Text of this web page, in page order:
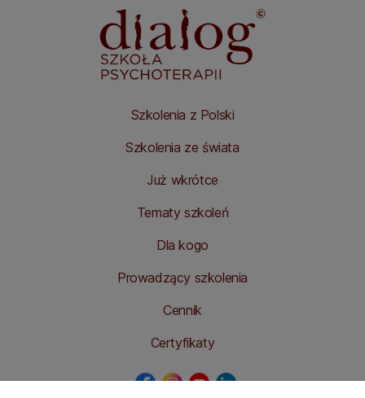
Szkolenia z Polski
Szkolenia ze świata
Już wkrótce
Tematy szkoleń
Dla kogo
Prowadzący szkolenia
Cennik
Certyfikaty